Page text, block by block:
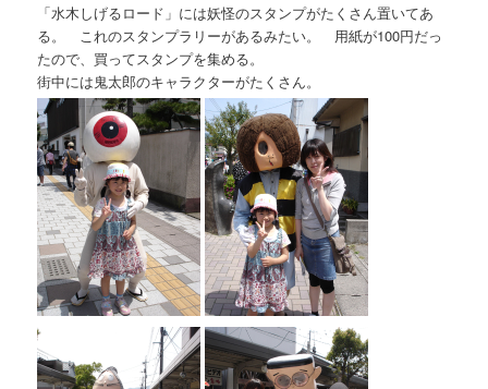
「水木しげるロード」には妖怪のスタンプがたくさん置いてあ
る。 これのスタンプラリーがあるみたい。 用紙が100円だっ
たので、買ってスタンプを集める。
街中には鬼太郎のキャラクターがたくさん。